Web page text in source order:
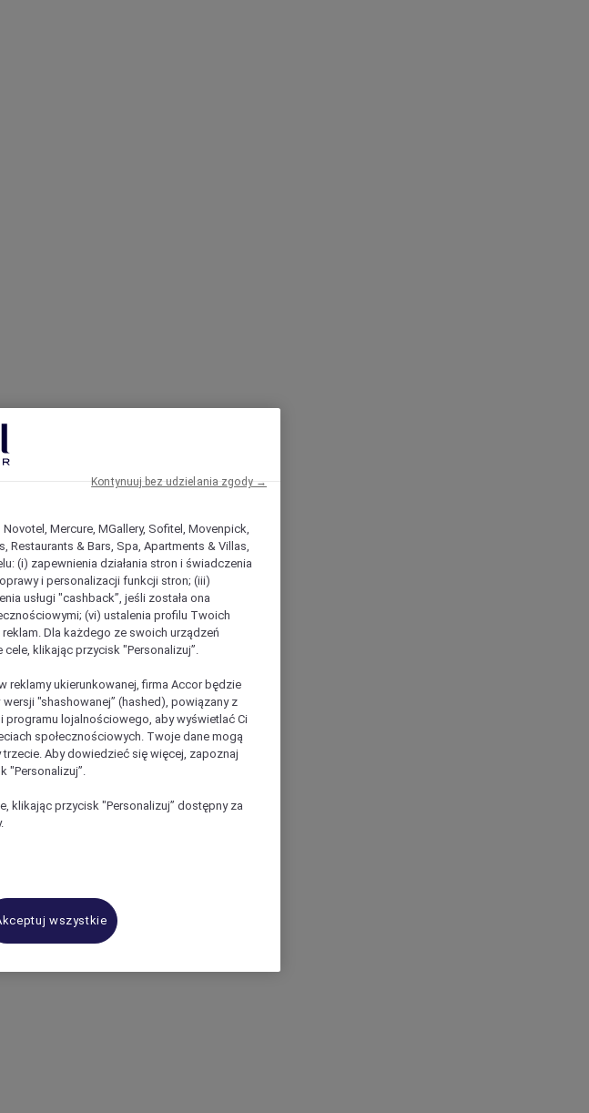
Mercure, MGallery, Sofitel, Movenpick,
Restaurants & Bars, Spa, Apartments & Villas,
(i) zapewnienia działania stron i świadczenia
i personalizacji funkcji stron; (iii)
usługi "cashback”, jeśli została ona
(vi) ustalenia profilu Twoich
Dla każdego ze swoich urządzeń
klikając przycisk "Personalizuj”.
ukierunkowanej, firma Accor będzie
"shashowanej” (hashed), powiązany z
lojalnościowego, aby wyświetlać Ci
społecznościowych. Twoje dane mogą
Aby dowiedzieć się więcej, zapoznaj
"Personalizuj”.
klikając przycisk "Personalizuj” dostępny za
wszystkie
Kontynuuj bez udzielania zgody →